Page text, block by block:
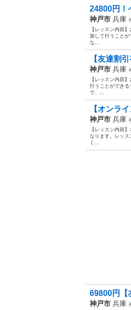
24800円！
神戸市 兵庫
【レッスン内容
加して行うこと
な...
【友達割
神戸市 兵庫
【レッスン内容
行うことができ
で、...
【オンラ
神戸市 兵庫
【レッスン内容
なります。レッ
く...
69800円【
神戸市 兵庫